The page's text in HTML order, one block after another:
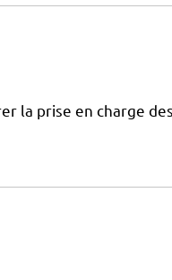
la prise en charge